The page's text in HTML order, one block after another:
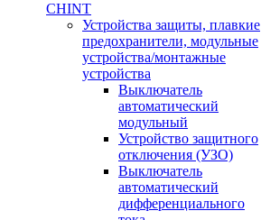
CHINT
Устройства защиты, плавкие
предохранители, модульные
устройства/монтажные
устройства
Выключатель
автоматический
модульный
Устройство защитного
отключения (УЗО)
Выключатель
автоматический
дифференциального